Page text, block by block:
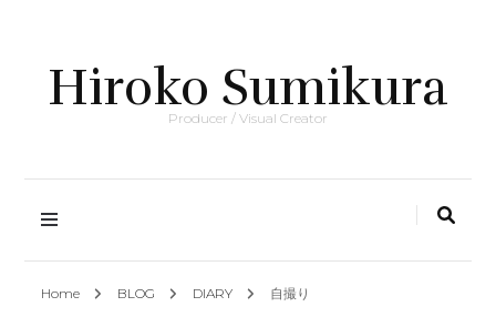
Hiroko Sumikura
Producer / Visual Creator
Home BLOG DIARY 自撮り